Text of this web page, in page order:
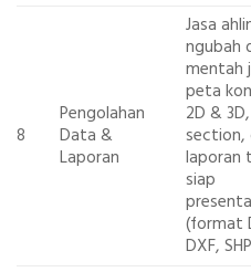
8
Pengolahan
Data &
Laporan
Jasa
ngubah
mentah
peta
2D &
section,
laporan
siap
(format
DXF,